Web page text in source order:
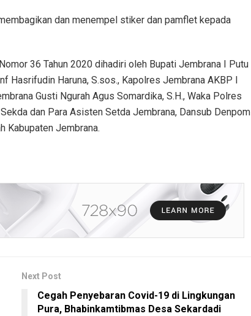
dan menempel stiker dan pamflet kepada
36 Tahun 2020 dihadiri oleh Bupati Jembrana I Putu
Hasrifudin Haruna, S.sos., Kapolres Jembrana AKBP I
Gusti Ngurah Agus Somardika, S.H., Waka Polres
dan Para Asisten Setda Jembrana, Dansub Denpom
Kabupaten Jembrana.
Next Post
Cegah Penyebaran Covid-19 di Lingkungan
Pura, Bhabinkamtibmas Desa Sekardadi